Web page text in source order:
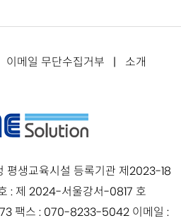
이메일 무단수집거부 | 소개
평생교육시설 등록기관 제2023-18
: 제 2024-서울강서-0817 호
팩스 : 070-8233-5042 이메일 :